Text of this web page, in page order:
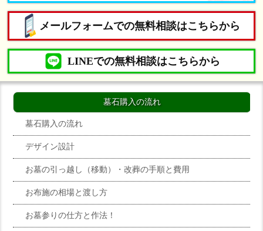
メールフォームでの無料相談はこちらから
LINEでの無料相談はこちらから
墓石購入の流れ
墓石購入の流れ
デザイン設計
お墓の引っ越し（移動）・改葬の手順と費用
お布施の相場と渡し方
お墓参りの仕方と作法！